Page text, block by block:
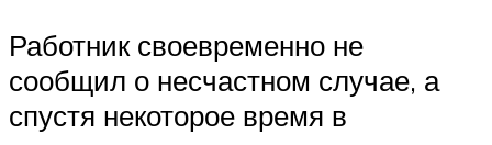
Работник своевременно не
сообщил о несчастном случае, а
спустя некоторое время в